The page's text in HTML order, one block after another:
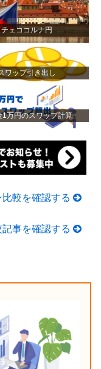
チェココルナ円
ワップ引き出し
1万円のスワップ計算
較を確認する
事を確認する